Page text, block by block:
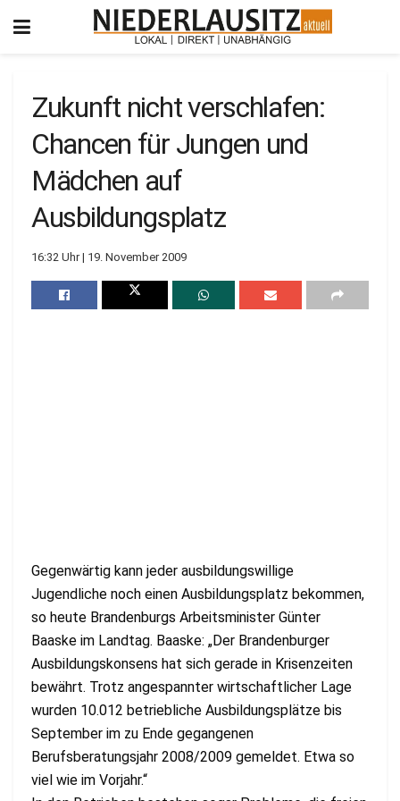
Zukunft nicht verschlafen:
Chancen für Jungen und
Mädchen auf
Ausbildungsplatz
16:32 Uhr | 19. November 2009
Gegenwärtig kann jeder ausbildungswillige
Jugendliche noch einen Ausbildungsplatz bekommen,
so heute Brandenburgs Arbeitsminister Günter
Baaske im Landtag. Baaske: „Der Brandenburger
Ausbildungskonsens hat sich gerade in Krisenzeiten
bewährt. Trotz angespannter wirtschaftlicher Lage
wurden 10.012 betriebliche Ausbildungsplätze bis
September im zu Ende gegangenen
Berufsberatungsjahr 2008/2009 gemeldet. Etwa so
viel wie im Vorjahr.“